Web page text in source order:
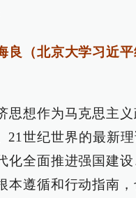
良（北京大学习近
思想作为马克思主
21世纪世界的最新
化全面推进强国建
本遵循和行动指南